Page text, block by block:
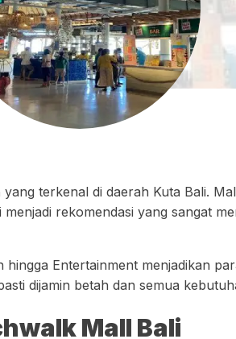
terkenal di daerah Kuta Bali.
rekomendasi yang sangat
Entertainment menjadikan
dijamin betah dan semua
Mall Bali